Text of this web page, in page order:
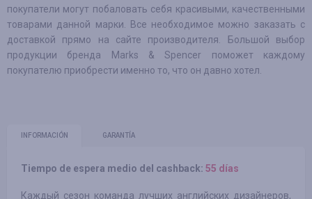
покупатели могут побаловать себя красивыми, качественными
товарами данной марки. Все необходимое можно заказать с
доставкой прямо на сайте производителя. Большой выбор
продукции бренда Marks & Spencer поможет каждому
покупателю приобрести именно то, что он давно хотел.
INFORMACIÓN GARANTÍA
Tiempo de espera medio del cashback: 55 días
Каждый сезон команда лучших английских дизайнеров,